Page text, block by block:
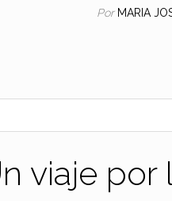
Por MARIA
viaje por